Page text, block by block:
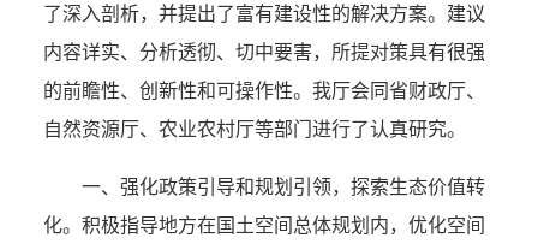
了深入剖析，并提出了富有建设性的解决方案。建议
内容详实、分析透彻、切中要害，所提对策具有很强
的前瞻性、创新性和可操作性。我厅会同省财政厅、
自然资源厅、农业农村厅等部门进行了认真研究。
一、强化政策引导和规划引领，探索生态价值转
化。积极指导地方在国土空间总体规划内，优化空间